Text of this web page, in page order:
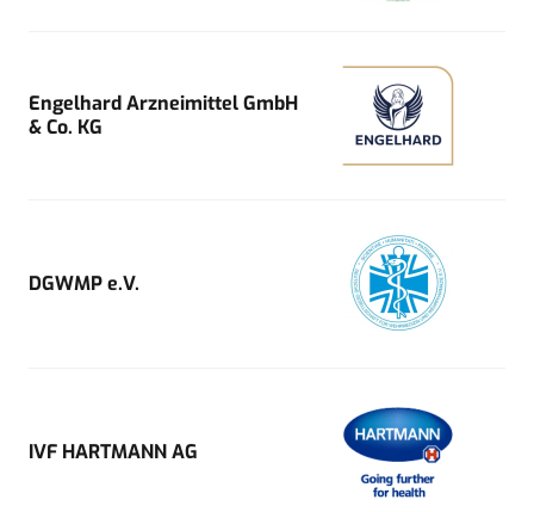
Engelhard Arzneimittel GmbH
& Co. KG
DGWMP e.V.
IVF HARTMANN AG